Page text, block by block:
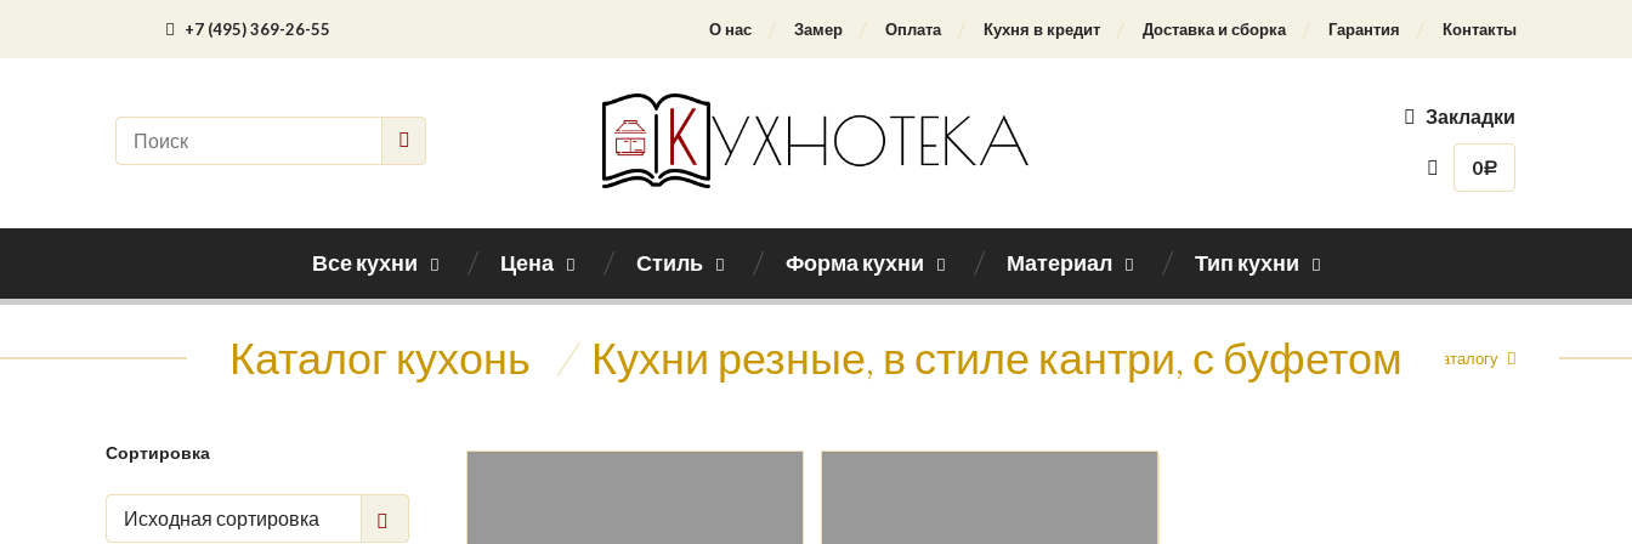
+7 (495) 369-26-55 О нас Замер Оплата Кухня в кредит Доставка и сборка Гарантия Контакты
Закладки
0Р
Все кухни Цена Стиль Форма кухни Материал Тип кухни
Каталог кухонь / Кухни резные, в стиле кантри, с буфетомНазад к каталогу
Сортировка
Исходная сортировка